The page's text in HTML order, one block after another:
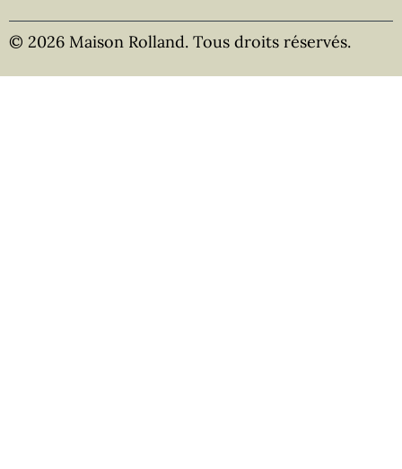
© 2026 Maison Rolland. Tous droits réservés.